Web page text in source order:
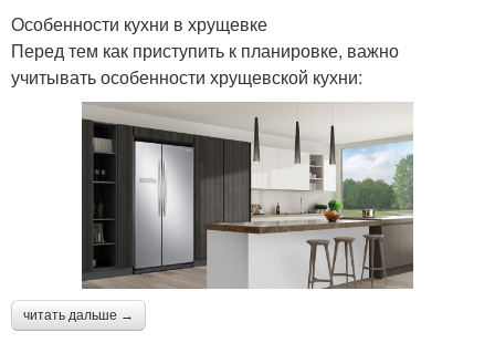
Особенности кухни в хрущевке
Перед тем как приступить к планировке, важно
учитывать особенности хрущевской кухни:
читать дальше →